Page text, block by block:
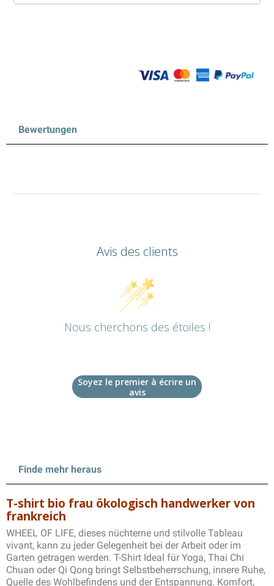
Bewertungen
Avis des clients
Nous cherchons des étoiles !
Soyez le premier à écrire un
avis
Finde mehr heraus
T-shirt bio frau ökologisch handwerker von
frankreich
WHEEL OF LIFE, dieses nüchterne und stilvolle Tableau
vivant, kann zu jeder Gelegenheit bei der Arbeit oder im
Garten getragen werden. T-Shirt Ideal für Yoga, Thai Chi
Chuan oder Qi Qong bringt Selbstbeherrschung, innere Ruhe,
Quelle des Wohlbefindens und der Entspannung. Komfort,